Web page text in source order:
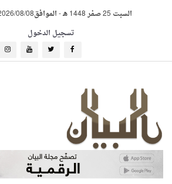
السبت 25 صفر 1448 هـ -الموافق2026/08/08م
تسجيل الدخول